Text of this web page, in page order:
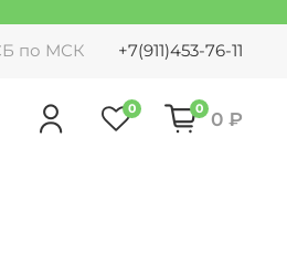
по МСК +7(911)453-76-11
0 0 0 ₽